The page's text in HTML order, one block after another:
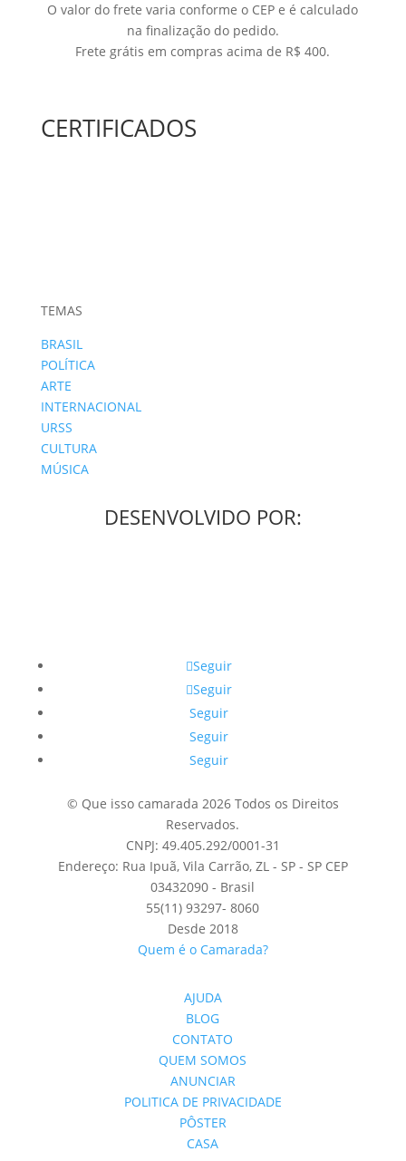
O valor do frete varia conforme o CEP e é calculado
na finalização do pedido.
Frete grátis em compras acima de R$ 400.
CERTIFICADOS
TEMAS
BRASIL
POLÍTICA
ARTE
INTERNACIONAL
URSS
CULTURA
MÚSICA
DESENVOLVIDO POR:
Seguir
Seguir
Seguir
Seguir
Seguir
© Que isso camarada 2026 Todos os Direitos
Reservados.
CNPJ: 49.405.292/0001-31
Endereço: Rua Ipuã, Vila Carrão, ZL - SP - SP CEP
03432090 - Brasil
55(11) 93297- 8060
Desde 2018
Quem é o Camarada?
AJUDA
BLOG
CONTATO
QUEM SOMOS
ANUNCIAR
POLITICA DE PRIVACIDADE
PÔSTER
CASA